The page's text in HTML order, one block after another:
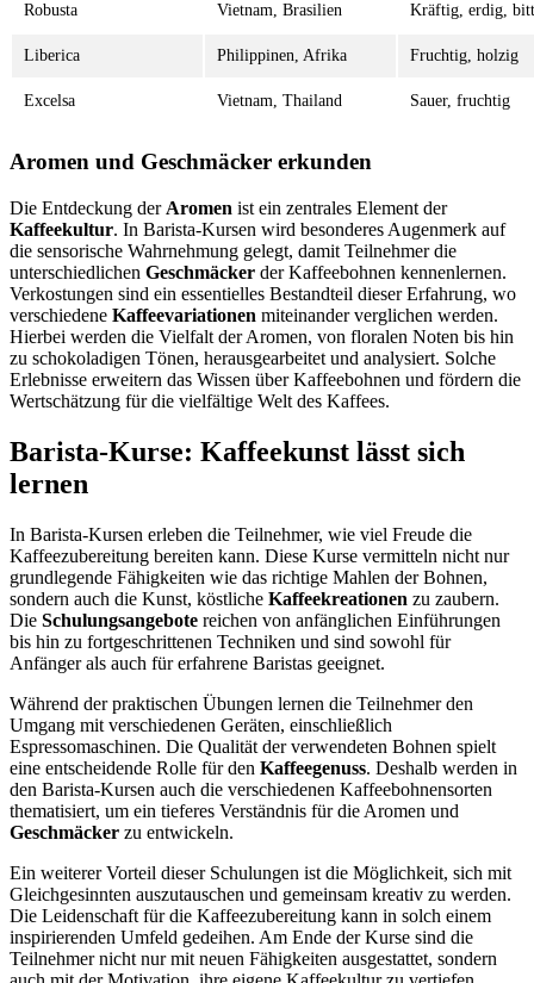
Robusta Vietnam, Brasilien Kräftig, erdig,
Liberica Philippinen, Afrika Fruchtig, holzig
Excelsa Vietnam, Thailand Sauer, fruchtig
Aromen und Geschmäcker erkunden
Die Entdeckung der Aromen ist ein zentrales Element der
Kaffeekultur. In Barista-Kursen wird besonderes Augenmerk auf
die sensorische Wahrnehmung gelegt, damit Teilnehmer die
unterschiedlichen Geschmäcker der Kaffeebohnen kennenlernen.
Verkostungen sind ein essentielles Bestandteil dieser Erfahrung, wo
verschiedene Kaffeevariationen miteinander verglichen werden.
Hierbei werden die Vielfalt der Aromen, von floralen Noten bis hin
zu schokoladigen Tönen, herausgearbeitet und analysiert. Solche
Erlebnisse erweitern das Wissen über Kaffeebohnen und fördern die
Wertschätzung für die vielfältige Welt des Kaffees.
Barista-Kurse: Kaffeekunst lässt sich
lernen
In Barista-Kursen erleben die Teilnehmer, wie viel Freude die
Kaffeezubereitung bereiten kann. Diese Kurse vermitteln nicht nur
grundlegende Fähigkeiten wie das richtige Mahlen der Bohnen,
sondern auch die Kunst, köstliche Kaffeekreationen zu zaubern.
Die Schulungsangebote reichen von anfänglichen Einführungen
bis hin zu fortgeschrittenen Techniken und sind sowohl für
Anfänger als auch für erfahrene Baristas geeignet.
Während der praktischen Übungen lernen die Teilnehmer den
Umgang mit verschiedenen Geräten, einschließlich
Espressomaschinen. Die Qualität der verwendeten Bohnen spielt
eine entscheidende Rolle für den Kaffeegenuss. Deshalb werden in
den Barista-Kursen auch die verschiedenen Kaffeebohnensorten
thematisiert, um ein tieferes Verständnis für die Aromen und
Geschmäcker zu entwickeln.
Ein weiterer Vorteil dieser Schulungen ist die Möglichkeit, sich mit
Gleichgesinnten auszutauschen und gemeinsam kreativ zu werden.
Die Leidenschaft für die Kaffeezubereitung kann in solch einem
inspirierenden Umfeld gedeihen. Am Ende der Kurse sind die
Teilnehmer nicht nur mit neuen Fähigkeiten ausgestattet, sondern